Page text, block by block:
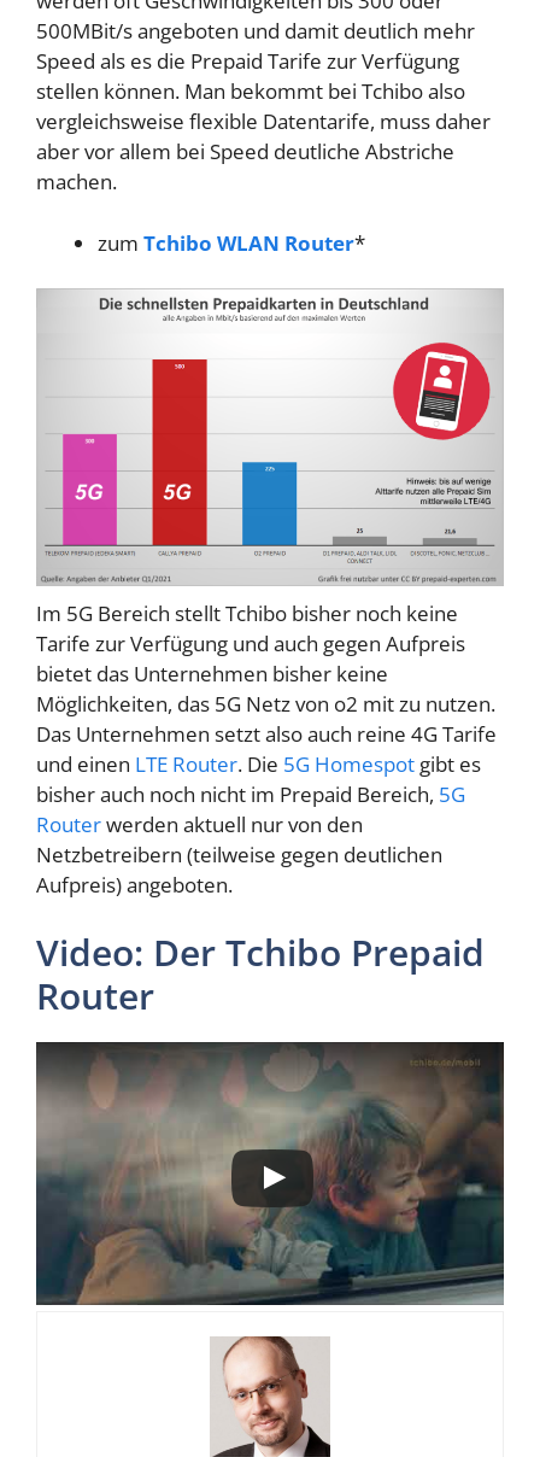
500MBit/s angeboten und damit deutlich mehr
Speed als es die Prepaid Tarife zur Verfügung
stellen können. Man bekommt bei Tchibo also
vergleichsweise flexible Datentarife, muss daher
aber vor allem bei Speed deutliche Abstriche
machen.
zum Tchibo WLAN Router*
Im 5G Bereich stellt Tchibo bisher noch keine
Tarife zur Verfügung und auch gegen Aufpreis
bietet das Unternehmen bisher keine
Möglichkeiten, das 5G Netz von o2 mit zu nutzen.
Das Unternehmen setzt also auch reine 4G Tarife
und einen LTE Router. Die 5G Homespot gibt es
bisher auch noch nicht im Prepaid Bereich, 5G
Routerwerden aktuell nur von den
Netzbetreibern (teilweise gegen deutlichen
Aufpreis) angeboten.
Video: Der Tchibo Prepaid
Router